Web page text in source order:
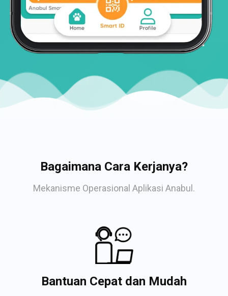
Bagaimana Cara Kerjanya?
Mekanisme Operasional Aplikasi Anabul.
Bantuan Cepat dan Mudah